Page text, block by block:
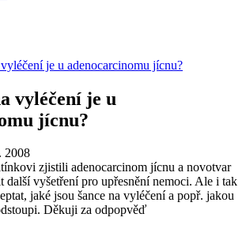
vyléčení je u adenocarcinomu jícnu?
vyléčení je u
jícnu?
2008
zjistili adenocarcinom jícnu a novotvar
další vyšetření pro upřesnění nemoci. Ale i tak
jaké jsou šance na vyléčení a popř. jakou
Děkuji za odpopvěď